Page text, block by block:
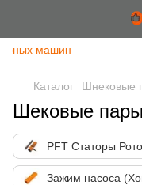
машин
Каталог Шнековые
Шековые
PFT Статоры
Зажим насоса